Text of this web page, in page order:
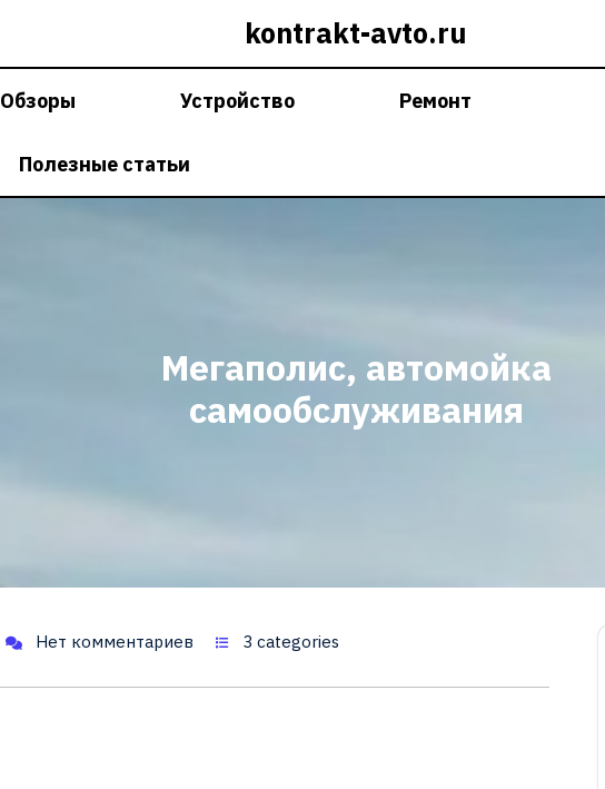
kontrakt-avto.ru
Обзоры Устройство Ремонт
Полезные статьи
Мегаполис, автомойка
самообслуживания
Нет комментариев 3 categories